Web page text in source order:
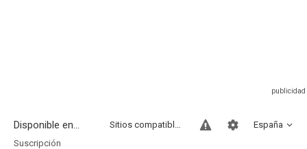
Disponible en... España
Sitios compatibles
Suscripción